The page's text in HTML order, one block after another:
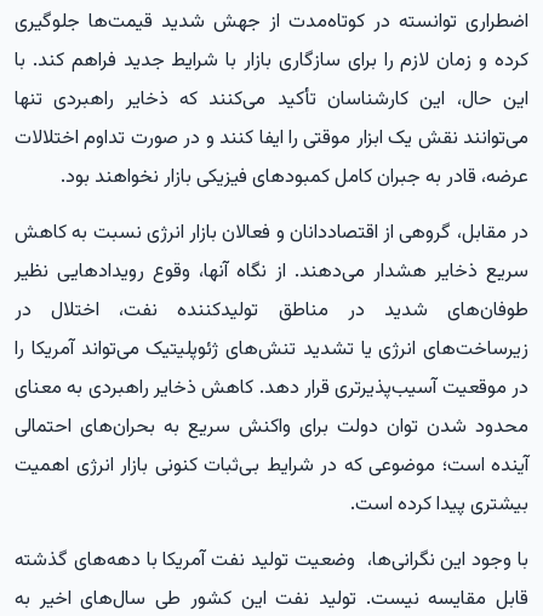
اضطراری توانسته در کوتاه‌مدت از جهش شدید قیمت‌ها جلوگیری
کرده و زمان لازم را برای سازگاری بازار با شرایط جدید فراهم کند. با
این حال، این کارشناسان تأکید می‌کنند که ذخایر راهبردی تنها
می‌توانند نقش یک ابزار موقتی را ایفا کنند و در صورت تداوم اختلالات
عرضه، قادر به جبران کامل کمبودهای فیزیکی بازار نخواهند بود.
در مقابل، گروهی از اقتصاددانان و فعالان بازار انرژی نسبت به کاهش
سریع ذخایر هشدار می‌دهند. از نگاه آنها، وقوع رویدادهایی نظیر
طوفان‌های شدید در مناطق تولیدکننده نفت، اختلال در
زیرساخت‌های انرژی یا تشدید تنش‌های ژئوپلیتیک می‌تواند آمریکا را
در موقعیت آسیب‌پذیرتری قرار دهد. کاهش ذخایر راهبردی به معنای
محدود شدن توان دولت برای واکنش سریع به بحران‌های احتمالی
آینده است؛ موضوعی که در شرایط بی‌ثبات کنونی بازار انرژی اهمیت
بیشتری پیدا کرده است.
با وجود این نگرانی‌ها، وضعیت تولید نفت آمریکا با دهه‌های گذشته
قابل مقایسه نیست. تولید نفت این کشور طی سال‌های اخیر به